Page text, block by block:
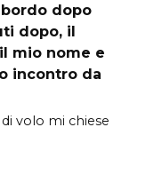
dopo
dopo, il
mio nome e
incontro da
volo mi chiese